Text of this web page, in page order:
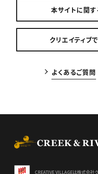
本サイトに関
クリエイティブ
よくあるご質問
CREATIVE VILLAGEは株式会社